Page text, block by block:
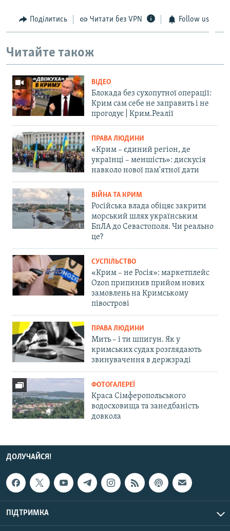
Поділитись Читати без VPN Follow us
Читайте також
ВІДЕО
Блокада без сухопутної операції:
Крим сам себе не заправить і не
прогодує | Крим.Реалії
ПРАВА ЛЮДИНИ
«Крим – єдиний регіон, де
українці – меншість»: дискусія
навколо нової пам'ятної дати
ВІЙНА ТА КРИМ
Російська влада обіцяє закрити
морський шлях українським
БпЛА до Севастополя. Чи реально
це?
СУСПІЛЬСТВО
«Крим – не Росія»: маркетплейс
Ozon припинив прийом нових
замовлень на Кримському
півострові
ПРАВА ЛЮДИНИ
Мить – і ти шпигун. Як у
кримських судах розглядають
звинувачення в держзраді
ФОТОГАЛЕРЕЇ
Краса Сімферопольського
водосховища та занедбаність
довкола
ДОЛУЧАЙСЯ!
ПІДТРИМКА